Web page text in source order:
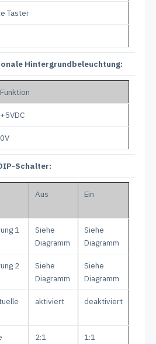
Taster
Hintergrundbeleuchtung:
Funktion
+5VDC
0V
Schalter:
Aus Ein
1
Siehe
Diagramm
Siehe
Diagramm
2
Siehe
Diagramm
Siehe
Diagramm
aktiviert deaktiviert
2:1 1:1